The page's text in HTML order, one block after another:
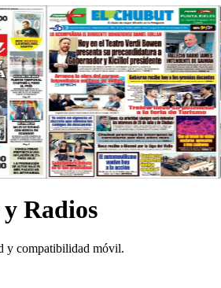
Radios
y compatibilidad móvil.